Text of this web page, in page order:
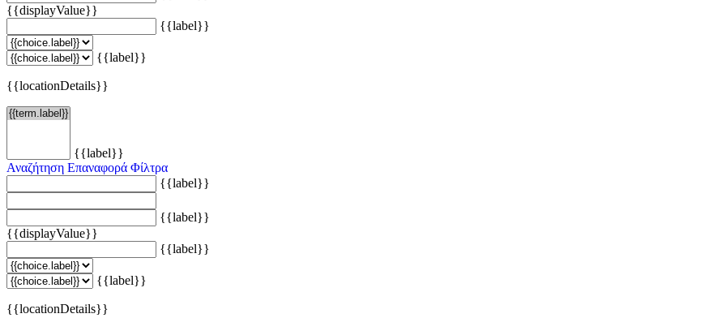
{{displayValue}}
{{label}}
{{label}}
{{locationDetails}}
{{label}}
Αναζήτηση Επαναφορά Φίλτρα
{{label}}
{{label}}
{{displayValue}}
{{label}}
{{label}}
{{locationDetails}}